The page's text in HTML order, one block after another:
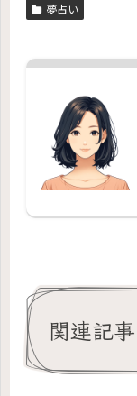
夢占い
関連記事